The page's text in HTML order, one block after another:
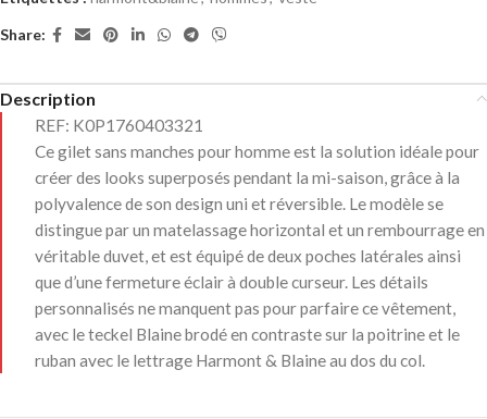
Share:
Description
REF: K0P1760403321
Ce gilet sans manches pour homme est la solution idéale pour
créer des looks superposés pendant la mi-saison, grâce à la
polyvalence de son design uni et réversible. Le modèle se
distingue par un matelassage horizontal et un rembourrage en
véritable duvet, et est équipé de deux poches latérales ainsi
que d’une fermeture éclair à double curseur. Les détails
personnalisés ne manquent pas pour parfaire ce vêtement,
avec le teckel Blaine brodé en contraste sur la poitrine et le
ruban avec le lettrage Harmont & Blaine au dos du col.